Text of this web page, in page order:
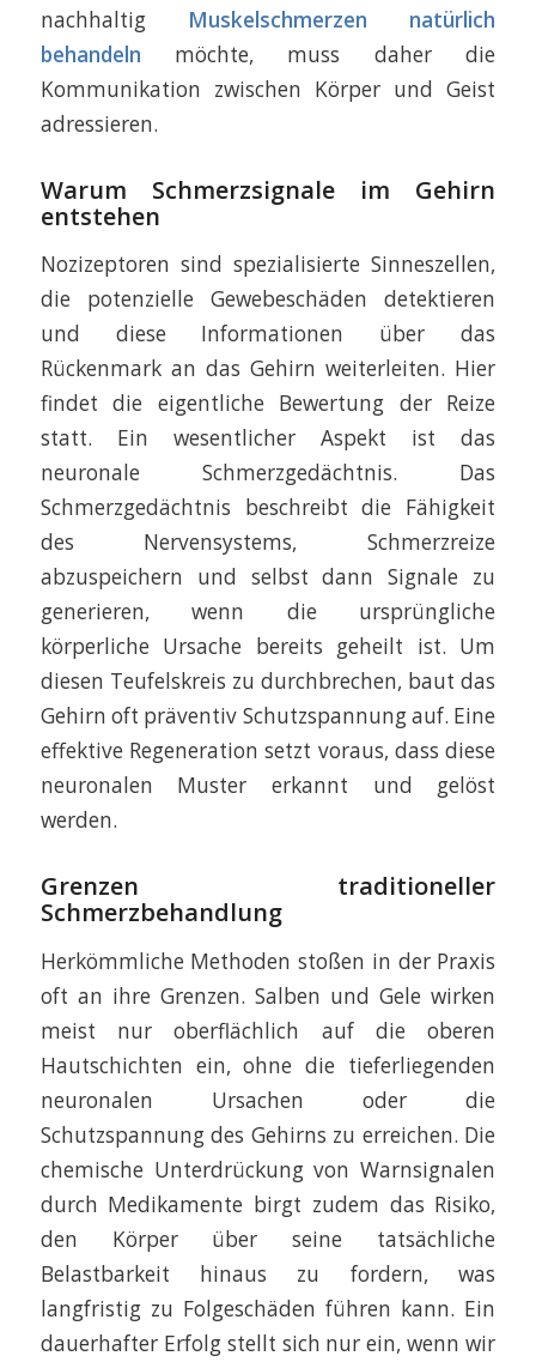
nachhaltig Muskelschmerzen natürlich
behandeln möchte, muss daher die
Kommunikation zwischen Körper und Geist
adressieren.
Warum Schmerzsignale im Gehirn
entstehen
Nozizeptoren sind spezialisierte Sinneszellen,
die potenzielle Gewebeschäden detektieren
und diese Informationen über das
Rückenmark an das Gehirn weiterleiten. Hier
findet die eigentliche Bewertung der Reize
statt. Ein wesentlicher Aspekt ist das
neuronale Schmerzgedächtnis. Das
Schmerzgedächtnis beschreibt die Fähigkeit
des Nervensystems, Schmerzreize
abzuspeichern und selbst dann Signale zu
generieren, wenn die ursprüngliche
körperliche Ursache bereits geheilt ist. Um
diesen Teufelskreis zu durchbrechen, baut das
Gehirn oft präventiv Schutzspannung auf. Eine
effektive Regeneration setzt voraus, dass diese
neuronalen Muster erkannt und gelöst
werden.
Grenzen traditioneller
Schmerzbehandlung
Herkömmliche Methoden stoßen in der Praxis
oft an ihre Grenzen. Salben und Gele wirken
meist nur oberflächlich auf die oberen
Hautschichten ein, ohne die tieferliegenden
neuronalen Ursachen oder die
Schutzspannung des Gehirns zu erreichen. Die
chemische Unterdrückung von Warnsignalen
durch Medikamente birgt zudem das Risiko,
den Körper über seine tatsächliche
Belastbarkeit hinaus zu fordern, was
langfristig zu Folgeschäden führen kann. Ein
dauerhafter Erfolg stellt sich nur ein, wenn wir